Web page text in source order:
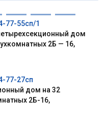
77-55сп/1
дом
2Б — 16,
77-27сп
дом на 32
2Б-16,